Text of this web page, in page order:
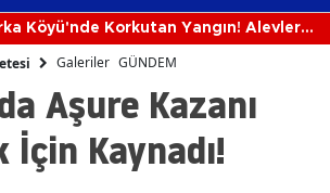
Köyü'nde Korkutan Yangın! Alevler
Galeriler GÜNDEM
Aşure Kazanı
İçin Kaynadı!